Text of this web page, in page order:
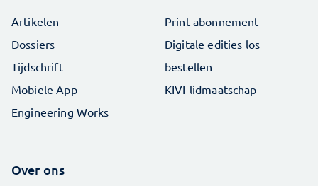
Artikelen
Dossiers
Tijdschrift
Mobiele App
Engineering Works
Print abonnement
Digitale edities los
bestellen
KIVI-lidmaatschap
Over ons